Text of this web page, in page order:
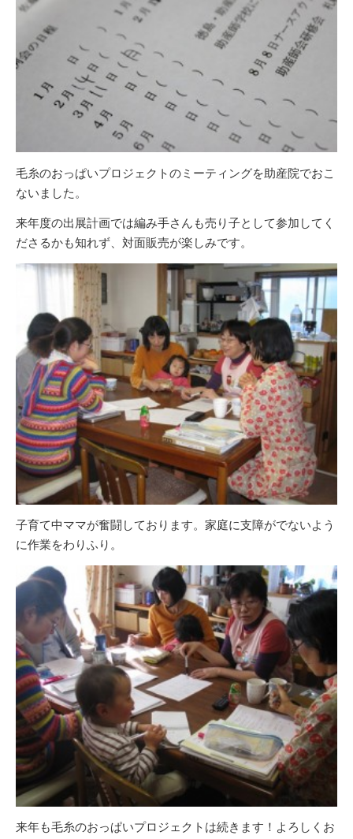
毛糸のおっぱいプロジェクトのミーティングを助産院でおこ
ないました。
来年度の出展計画では編み手さんも売り子として参加してく
ださるかも知れず、対面販売が楽しみです。
子育て中ママが奮闘しております。家庭に支障がでないよう
に作業をわりふり。
来年も毛糸のおっぱいプロジェクトは続きます！よろしくお